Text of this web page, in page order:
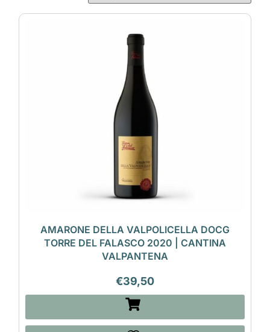
AMARONE DELLA VALPOLICELLA DOCG
TORRE DEL FALASCO 2020 | CANTINA
VALPANTENA
€39,50